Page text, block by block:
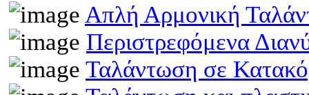
Απλή Αρμονική
Περιστρεφόμενα
Ταλάντωση σε